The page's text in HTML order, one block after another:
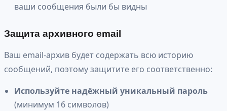
ваши сообщения были бы видны
Защита архивного email
Ваш email-архив будет содержать всю историю
сообщений, поэтому защитите его соответственно:
Используйте надёжный уникальный пароль
(минимум 16 символов)